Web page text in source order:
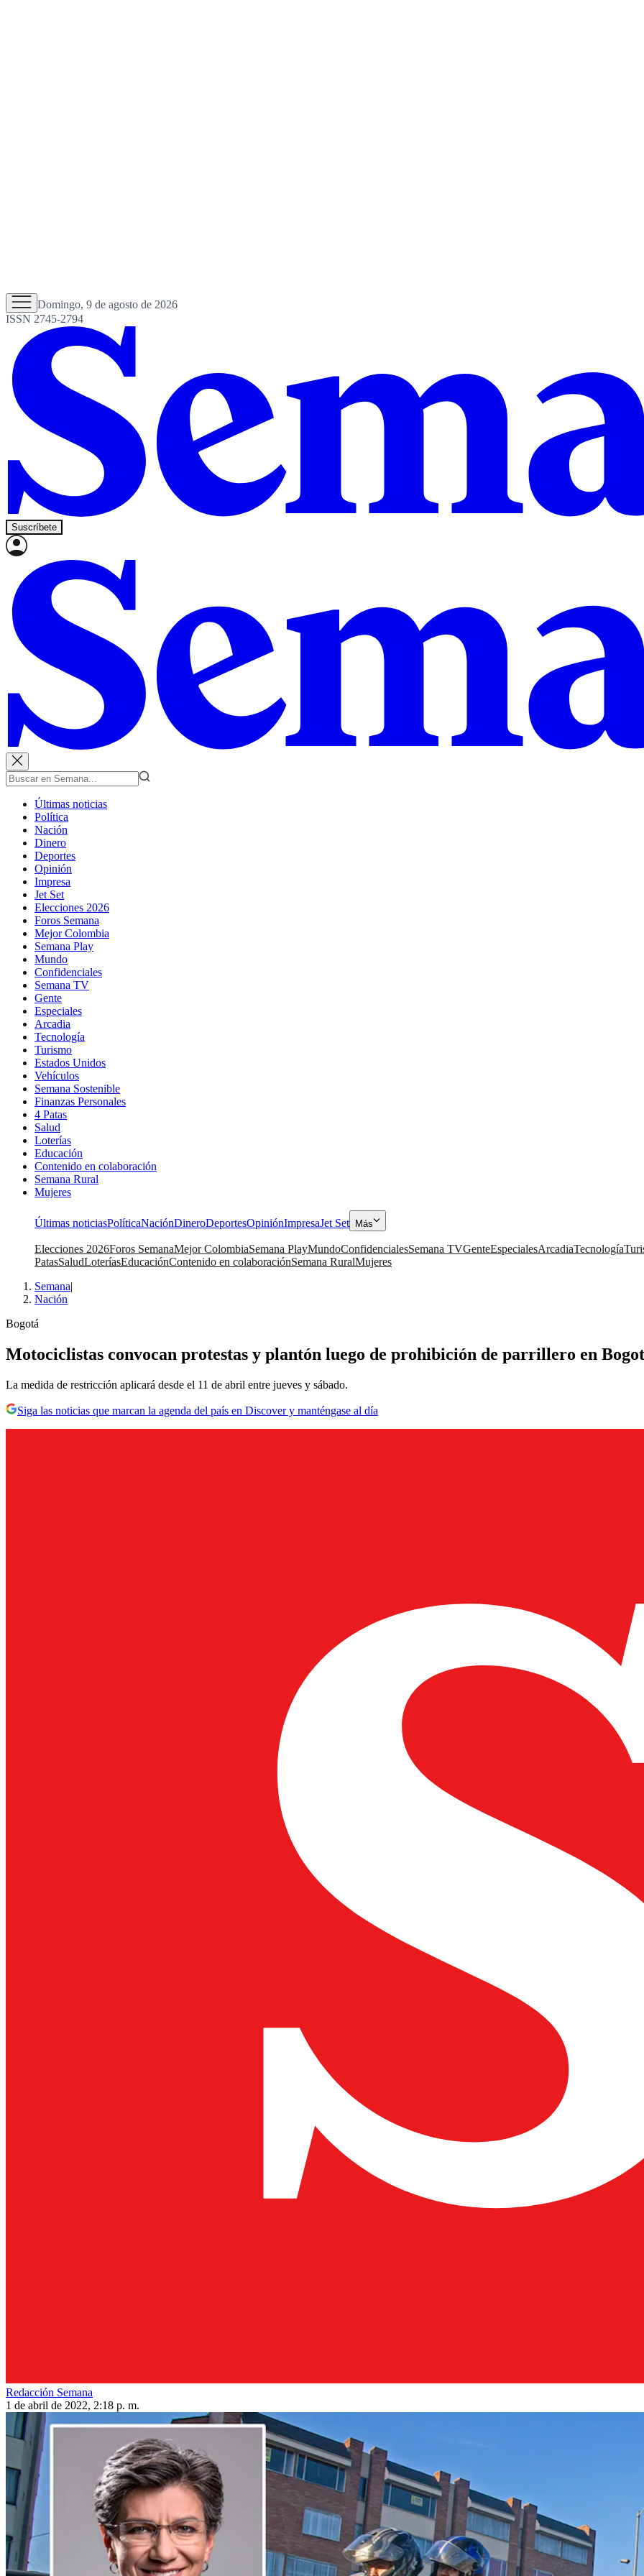
Domingo, 9 de agosto de 2026
ISSN 2745-2794
Suscríbete
Últimas noticias
Política
Nación
Dinero
Deportes
Opinión
Impresa
Jet Set
Elecciones 2026
Foros Semana
Mejor Colombia
Semana Play
Mundo
Confidenciales
Semana TV
Gente
Especiales
Arcadia
Tecnología
Turismo
Estados Unidos
Vehículos
Semana Sostenible
Finanzas Personales
4 Patas
Salud
Loterías
Educación
Contenido en colaboración
Semana Rural
Mujeres
Últimas noticiasPolíticaNaciónDineroDeportesOpiniónImpresaJet Set Más
Elecciones 2026Foros SemanaMejor ColombiaSemana PlayMundoConfidencialesSemana TVGenteEspecialesArcadiaTecnología
PatasSaludLoteríasEducaciónContenido en colaboraciónSemana RuralMujeres
Semana|
Nación
Bogotá
Motociclistas convocan protestas y plantón luego de prohibición de parrillero en
La medida de restricción aplicará desde el 11 de abril entre jueves y sábado.
Siga las noticias que marcan la agenda del país en Discover y manténgase al día
Redacción Semana
1 de abril de 2022, 2:18 p. m.